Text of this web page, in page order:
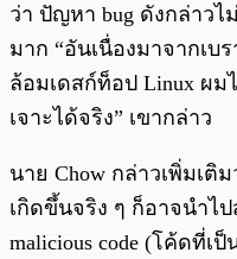
ว่า ปัญหา bug ดังกล่าวไ
มาก “อันเนื่องมาจากเบ
ล้อมเดสก์ท็อป Linux ผ
เจาะได้จริง” เขากล่าว
นาย Chow กล่าวเพิ่มเติ
เกิดขึ้นจริง ๆ ก็อาจนำไ
malicious code (โค้ดที่เ